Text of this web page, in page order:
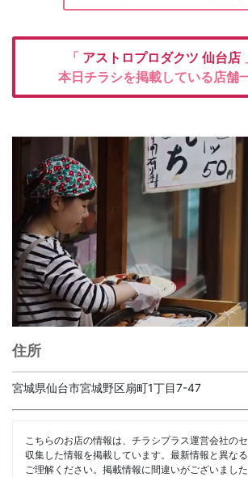
「 アストロプロダクツ 仙台店
本日チラシを掲載している店舗
住所
宮城県仙台市宮城野区扇町1丁目7-47
こちらのお店の情報は、チラシプラス運営会社の
収集した情報を掲載しています。最新情報と異な
ご理解ください。掲載情報に間違いがございまし